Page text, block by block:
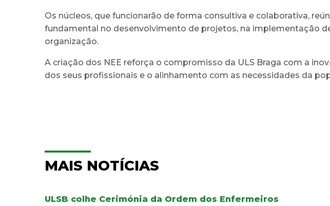
Os núcleos, que funcionarão de forma consultiva e colaborativa,
fundamental no desenvolvimento de projetos, na implementação
organização.
A criação dos NEE reforça o compromisso da ULS Braga com a
dos seus profissionais e o alinhamento com as necessidades da
MAIS NOTÍCIAS
ULSB colhe Cerimónia da Ordem dos Enfermeiros